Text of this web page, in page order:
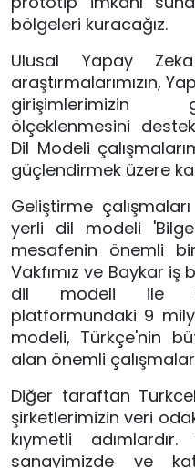
bölgeleri kuracağız.
Ulusal Yapay
araştırmalarımızın,
girişimlerimizin
ölçeklenmesini
Dil Modeli
güçlendirmek üzere
Geliştirme
yerli dil modeli
mesafenin önemli
Vakfımız ve Baykar
dil modeli ile
platformundaki 9
modeli, Türkçe'nin
alan önemli
Diğer taraftan
şirketlerimizin veri
kıymetli
sanayimizde ve